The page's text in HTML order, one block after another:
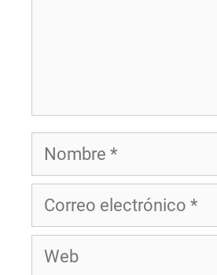
Nombre
Correo
electrónico
Web